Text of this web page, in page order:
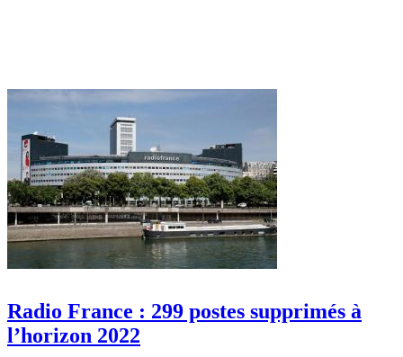
Radio France : 299 postes supprimés à
l’horizon 2022